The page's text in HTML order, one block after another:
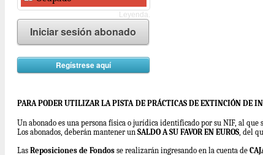
Leyenda.
Iniciar sesión abonado
Regístrese aquí
PARA PODER UTILIZAR LA PISTA DE PRÁCTICAS DE EXTINCIÓN DE
Un abonado es una persona física o jurídica identificado por su NIF, al
Los abonados, deberán mantener un SALDO A SU FAVOR EN EUROS, del
Las Reposiciones de Fondos se realizarán ingresando en la cuenta de